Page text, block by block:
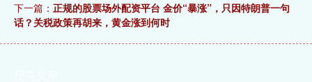
下一篇： 正规的股票场外配资平台 金价“暴涨”，只因特朗普一句
话？关税政策再胡来，黄金涨到何时